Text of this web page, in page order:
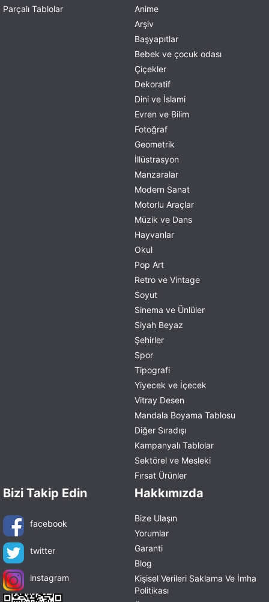
Parçalı Tablolar
Anime
Arşiv
Başyapıtlar
Bebek ve çocuk odası
Çiçekler
Dekoratif
Dini ve İslami
Evren ve Bilim
Fotoğraf
Geometrik
İllüstrasyon
Manzaralar
Modern Sanat
Motorlu Araçlar
Müzik ve Dans
Hayvanlar
Okul
Pop Art
Retro ve Vintage
Soyut
Sinema ve Ünlüler
Siyah Beyaz
Şehirler
Spor
Tipografi
Yiyecek ve İçecek
Vitray Desen
Mandala Boyama Tablosu
Diğer Sıradışı
Kampanyalı Tablolar
Sektörel ve Mesleki
Fırsat Ürünler
Bizi Takip Edin
facebook
twitter
instagram
Hakkımızda
Bize Ulaşın
Yorumlar
Garanti
Blog
Kişisel Verileri Saklama Ve İmha
Politikası